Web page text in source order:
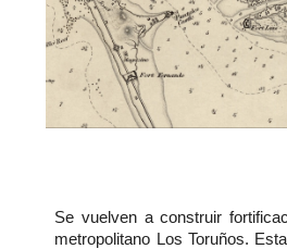
Se vuelven a construir
metropolitano Los Toruños.